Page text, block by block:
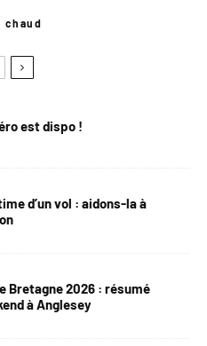
chaud
est dispo !
d’un vol : aidons-la à
Bretagne 2026 : résumé
à Anglesey